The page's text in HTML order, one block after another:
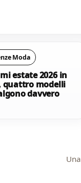
Moda
estate 2026 in
quattro modelli
davvero